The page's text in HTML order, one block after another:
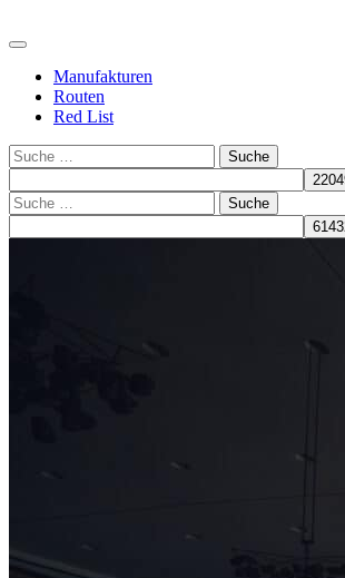
Manufakturen
Routen
Red List
Suche
Suche